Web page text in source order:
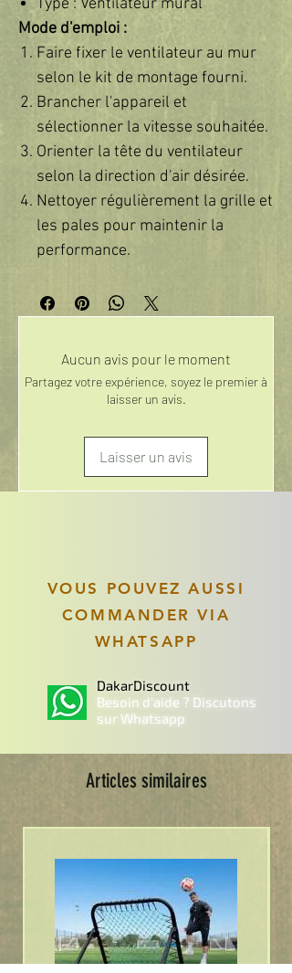
Type : Ventilateur mural
Mode d'emploi :
Faire fixer le ventilateur au mur
selon le kit de montage fourni.
Brancher l'appareil et
sélectionner la vitesse souhaitée.
Orienter la tête du ventilateur
selon la direction d'air désirée.
Nettoyer régulièrement la grille et
les pales pour maintenir la
performance.
Aucun avis pour le moment
Partagez votre expérience, soyez le premier à
laisser un avis.
Laisser un avis
VOUS POUVEZ AUSSI
COMMANDER VIA
WHATSAPP
DakarDiscount
Besoin d'aide ? Discutons
sur Whatsapp
Articles similaires